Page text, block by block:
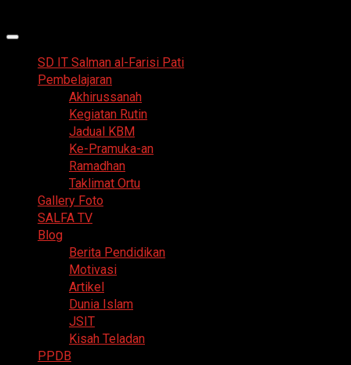
to
Primary
MenuSD IT Salman al-Farisi Pati
Pembelajaran
Akhirussanah
Kegiatan Rutin
Jadual KBM
Ke-Pramuka-an
Ramadhan
Taklimat Ortu
Gallery Foto
SALFA TV
Blog
Berita Pendidikan
Motivasi
Artikel
Dunia Islam
JSIT
Kisah Teladan
PPDB